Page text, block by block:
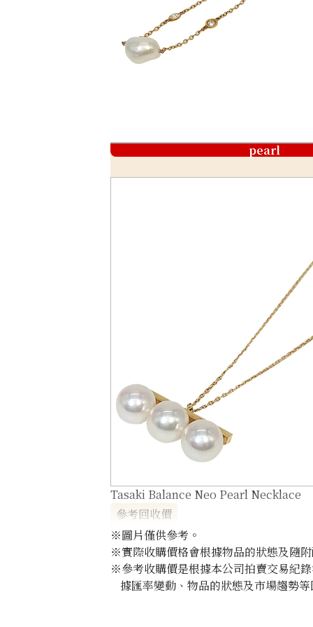
pearl
Tasaki Balance Neo Pearl Necklace
參考回收價
HKD 8,662.84
※圖片僅供參考。
※實際收購價格會根據物品的狀態及隨
※參考收購價是根據本公司拍賣交易紀
據匯率變動、物品的狀態及市場趨勢